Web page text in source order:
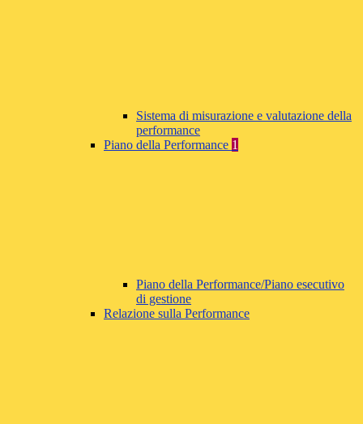
Sistema di misurazione e valutazione della
performance
Piano della Performance 1
Piano della Performance/Piano esecutivo
di gestione
Relazione sulla Performance